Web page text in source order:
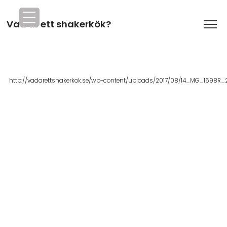
Vad är ett shakerkök?
http://vadarettshakerkok.se/wp-content/uploads/2017/08/